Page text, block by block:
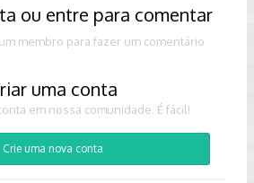
ou entre para comentar
membro para fazer um comentário
uma conta
em nossa comunidade. É fácil!
Crie uma nova conta